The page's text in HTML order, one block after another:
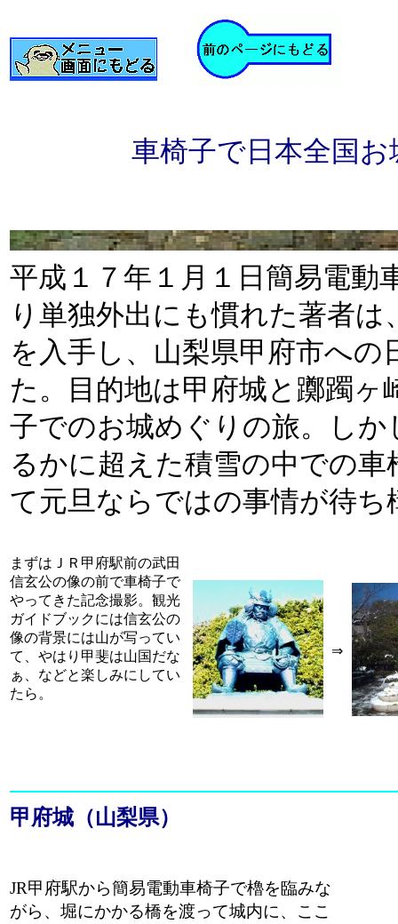
車椅子で日本全国
平成１７年１月１日簡易電動
り単独外出にも慣れた著者は
を入手し、山梨県甲府市へ
た。目的地は甲府城と躑躅ヶ
子でのお城めぐりの旅。し
るかに超えた積雪の中での
て元旦ならではの事情が待
まずはＪＲ甲府駅前の武田
信玄公の像の前で車椅子で
やってきた記念撮影。観光
ガイドブックには信玄公の
像の背景には山が写ってい
て、やはり甲斐は山国だな
ぁ、などと楽しみにしてい
たら。
⇒
甲府城（山梨県）
JR甲府駅から簡易電動車椅子で櫓を臨みな
がら、堀にかかる橋を渡って城内に、ここ